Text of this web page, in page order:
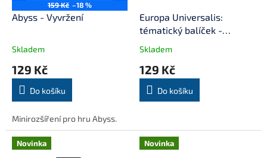
159 Kč –18 %
Abyss - Vyvržení
Skladem
129 Kč
Do košíku
Minirozšíření pro hru Abyss.
Europa Universalis:
tématický balíček -
Skladem
129 Kč
Do košíku
Novinka Novinka